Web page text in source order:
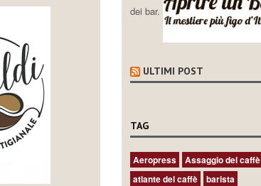
dei bar.
ULTIMI POST
TAG
Aeropress
Assaggio del caffè
atlante del caffè
barista